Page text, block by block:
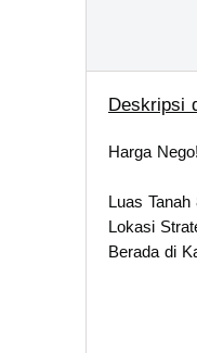
Deskripsi
Harga Nego!
Luas Tanah
Lokasi
Berada di